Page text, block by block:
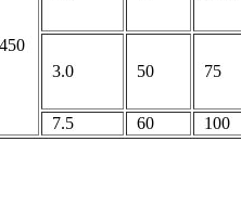
3.0
50 75
7.5 60 100